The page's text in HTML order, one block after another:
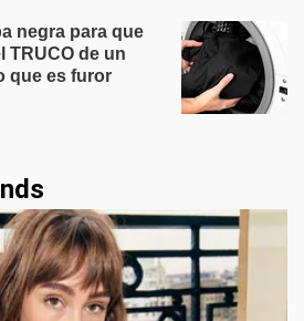
negra para que
TRUCO de un
que es furor